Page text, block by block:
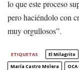
lo que este proceso
pero haciéndolo con
muy orgullosos”.
ETIQUETAS El Milagrito
María Castro Molera